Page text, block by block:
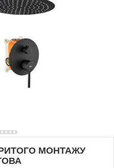
МОНТАЖУ